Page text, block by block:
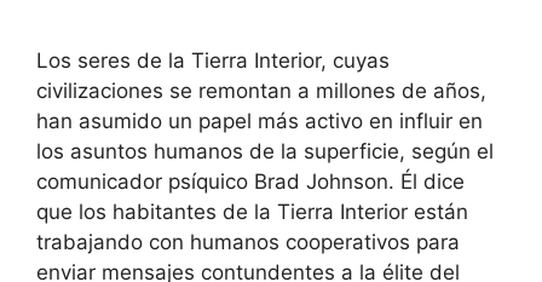
Los seres de la Tierra Interior, cuyas
civilizaciones se remontan a millones de años,
han asumido un papel más activo en influir en
los asuntos humanos de la superficie, según el
comunicador psíquico Brad Johnson. Él dice
que los habitantes de la Tierra Interior están
trabajando con humanos cooperativos para
enviar mensajes contundentes a la élite del